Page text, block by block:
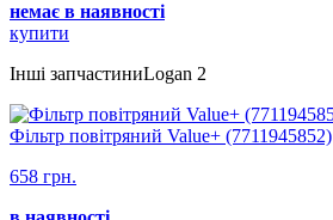
немає в наявності
купити
Інші запчастиниLogan 2
Фільтр повітряний Value+ (7711945852)
658 грн.